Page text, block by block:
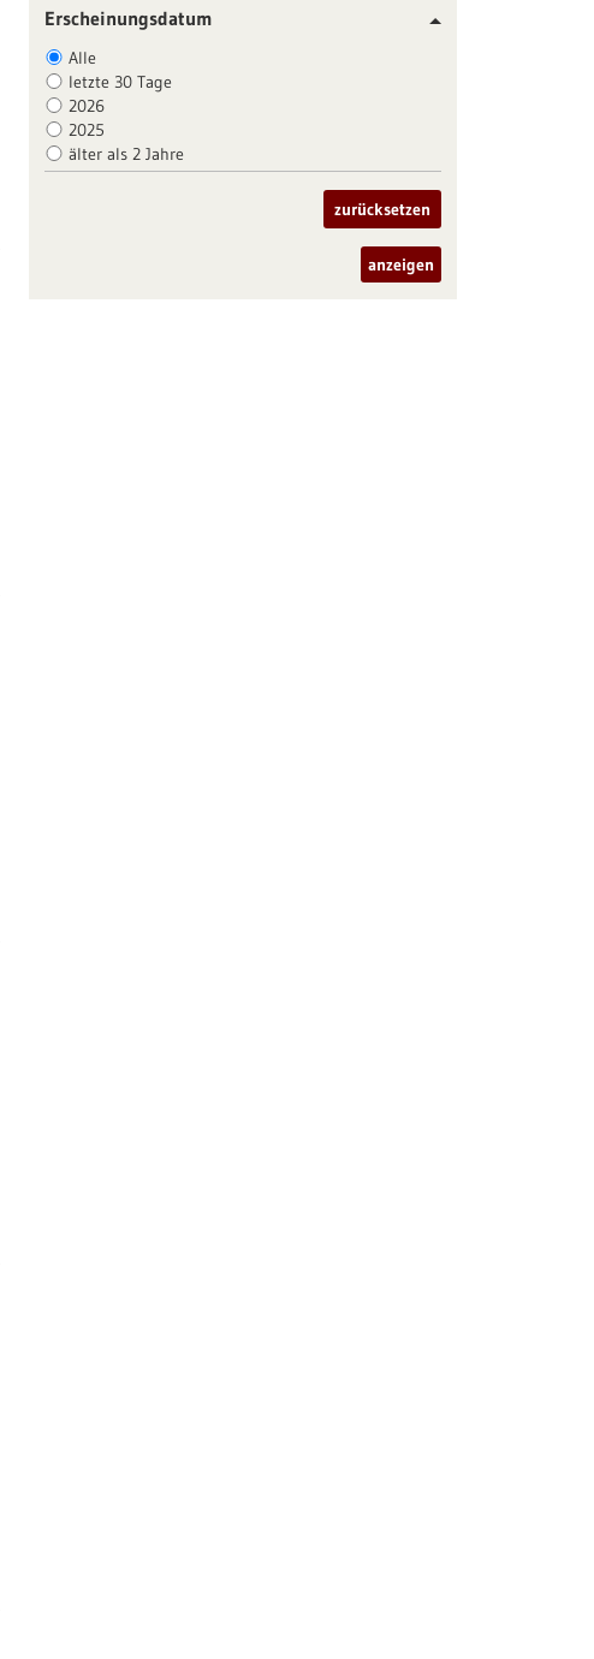
Erscheinungsdatum
Alle
letzte 30 Tage
2026
2025
älter als 2 Jahre
zurücksetzen
anzeigen